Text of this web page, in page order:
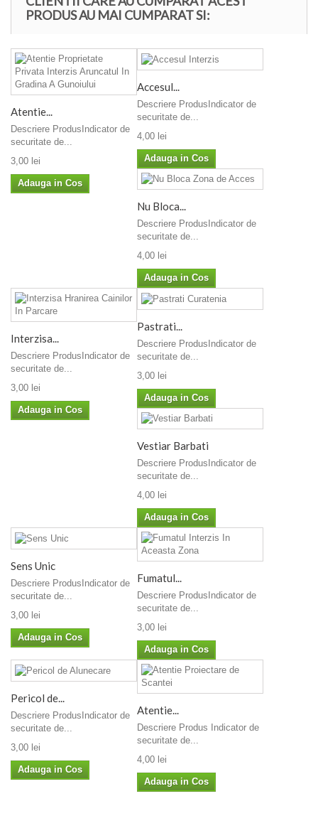
PRODUS AU MAI CUMPARAT SI:
Atentie...
Descriere ProdusIndicator de
securitate de...
3,00 lei
Adauga in Cos
Accesul...
Descriere ProdusIndicator de
securitate de...
4,00 lei
Adauga in Cos
Nu Bloca...
Descriere ProdusIndicator de
securitate de...
4,00 lei
Adauga in Cos
Interzisa...
Descriere ProdusIndicator de
securitate de...
3,00 lei
Adauga in Cos
Pastrati...
Descriere ProdusIndicator de
securitate de...
3,00 lei
Adauga in Cos
Vestiar Barbati
Descriere ProdusIndicator de
securitate de...
4,00 lei
Adauga in Cos
Sens Unic
Descriere ProdusIndicator de
securitate de...
3,00 lei
Adauga in Cos
Fumatul...
Descriere ProdusIndicator de
securitate de...
3,00 lei
Adauga in Cos
Pericol de...
Descriere ProdusIndicator de
securitate de...
3,00 lei
Adauga in Cos
Atentie...
Descriere Produs Indicator de
securitate de...
4,00 lei
Adauga in Cos